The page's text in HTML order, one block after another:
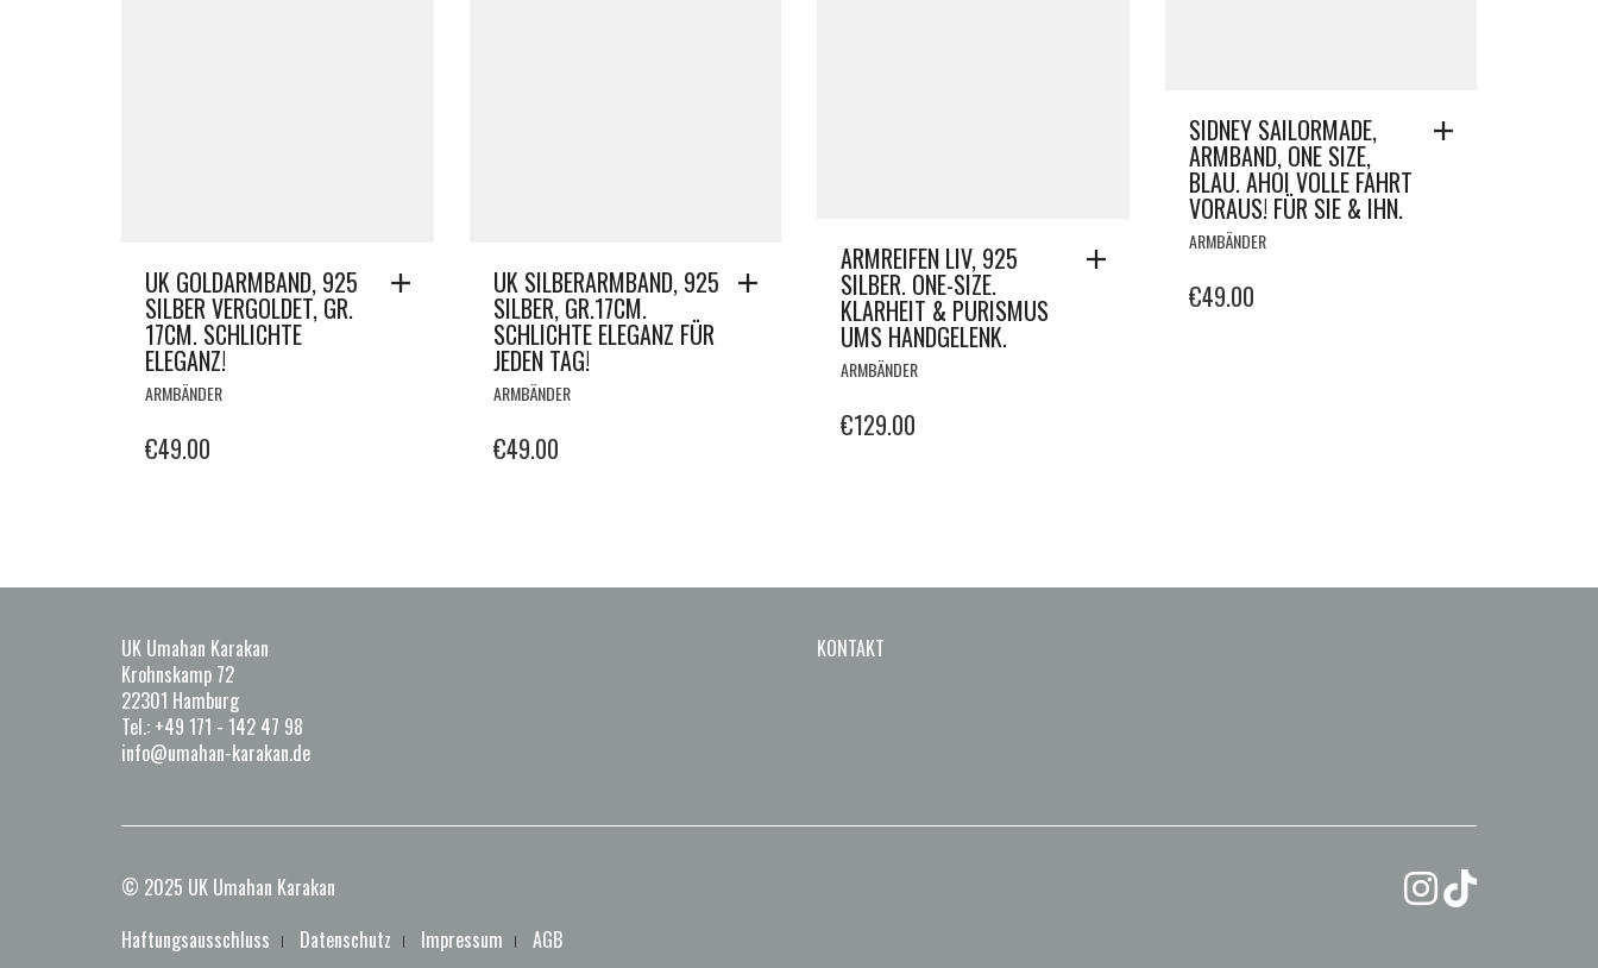
UK GOLDARMBAND, 925
SILBER VERGOLDET, GR.
17CM. SCHLICHTE
ELEGANZ!
ARMBÄNDER
€49.00
UK SILBERARMBAND, 925
SILBER, GR.17CM.
SCHLICHTE ELEGANZ FÜR
JEDEN TAG!
ARMBÄNDER
€49.00
ARMREIFEN LIV, 925
SILBER. ONE-SIZE.
KLARHEIT & PURISMUS
UMS HANDGELENK.
ARMBÄNDER
€129.00
SIDNEY SAILORMADE,
ARMBAND, ONE SIZE,
BLAU. AHOI VOLLE FAHRT
VORAUS! FÜR SIE & IHN.
ARMBÄNDER
€49.00
UK Umahan Karakan
Krohnskamp 72
22301 Hamburg
Tel.: +49 171 - 142 47 98
info@umahan-karakan.de
KONTAKT
© 2025 UK Umahan Karakan
Haftungsausschluss
Datenschutz Impressum AGB